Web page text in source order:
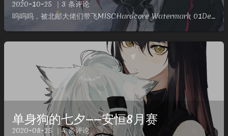
2020-10-25 ｜3 条评论
呜呜呜，被北邮大佬们带飞MISCHardcore Watermark 01Description厌烦了用工具解图片题？那么来点硬核的～链接: https://pan.baidu.com/s/1l...
单身狗的七夕——安恒8月赛
2020-08-25 ｜4 条评论